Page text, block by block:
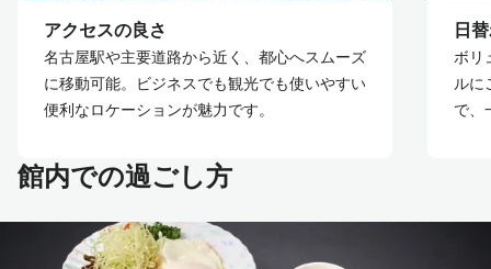
アクセスの良さ
名古屋駅や主要道路から近く、都心へスムーズ
に移動可能。ビジネスでも観光でも使いやすい
便利なロケーションが魅力です。
日
ボリ
ルに
で、
館内での過ごし方